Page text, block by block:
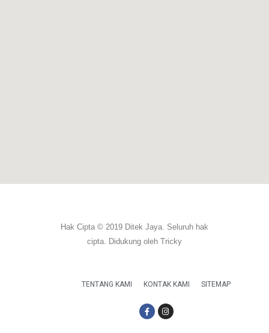
Hak Cipta © 2019 Ditek Jaya. Seluruh hak
cipta. Didukung oleh Tricky
TENTANG KAMI KONTAK KAMI SITEMAP